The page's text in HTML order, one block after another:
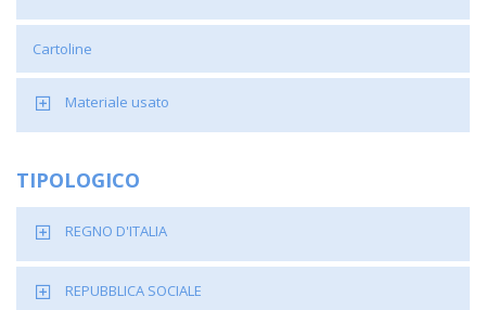
Cartoline
Materiale usato
TIPOLOGICO
REGNO D'ITALIA
REPUBBLICA SOCIALE